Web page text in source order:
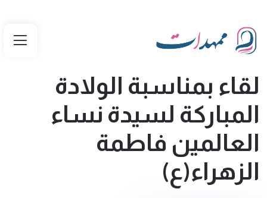
لقاء بمناسبة الولادة
المباركة لسيدة نساء
العالمين فاطمة
الزهراء(ع)